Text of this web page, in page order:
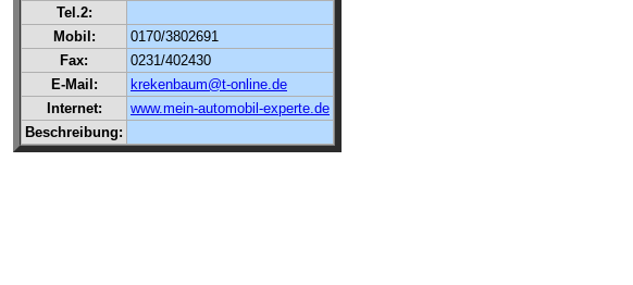
Tel.2:
Mobil:
0170/3802691
Fax:
0231/402430
E-Mail:
krekenbaum@t-online.de
Internet:
www.mein-automobil-experte.de
Beschreibung: